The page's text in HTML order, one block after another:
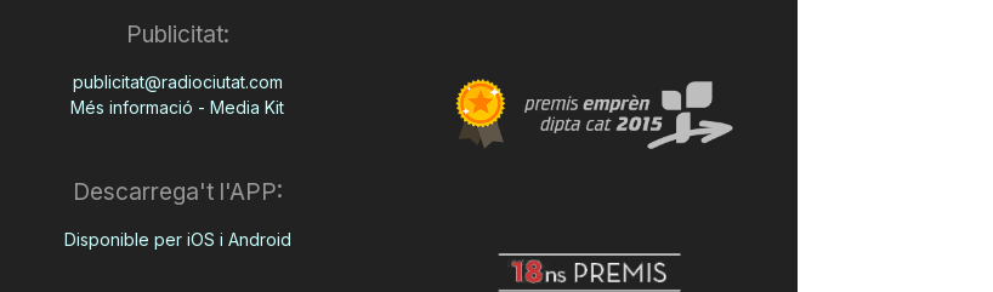
Publicitat:
publicitat@radiociutat.com
Més informació - Media Kit
Descarrega't l'APP:
Disponible per iOS i Android